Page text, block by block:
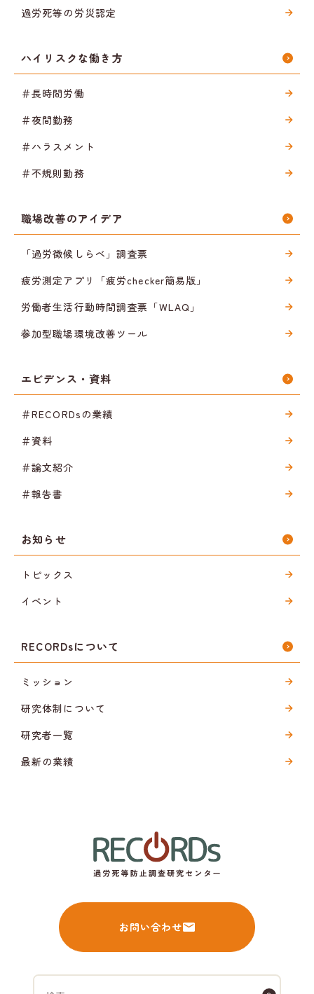
過労死等の労災認定
ハイリスクな働き方
＃長時間労働
＃夜間勤務
＃ハラスメント
＃不規則勤務
職場改善のアイデア
「過労徴候しらべ」調査票
疲労測定アプリ「疲労checker簡易版」
労働者生活行動時間調査票「WLAQ」
参加型職場環境改善ツール
エビデンス・資料
＃RECORDsの業績
＃資料
＃論文紹介
＃報告書
お知らせ
トピックス
イベント
RECORDsについて
ミッション
研究体制について
研究者一覧
最新の業績
お問い合わせ